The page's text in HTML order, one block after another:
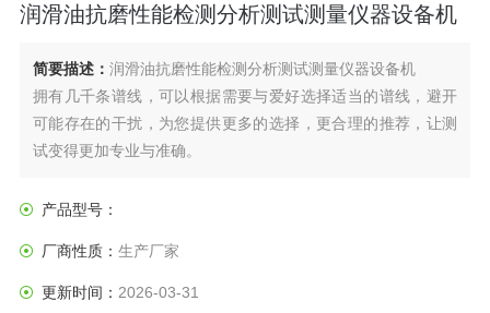
润滑油抗磨性能检测分析测试测量仪器设备机
简要描述： 润滑油抗磨性能检测分析测试测量仪器设备机
拥有几千条谱线，可以根据需要与爱好选择适当的谱线，避开
可能存在的干扰，为您提供更多的选择，更合理的推荐，让测
试变得更加专业与准确。
产品型号：
厂商性质： 生产厂家
更新时间： 2026-03-31